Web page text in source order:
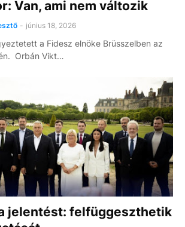
Van, ami nem változik
- június 18, 2026
a Fidesz elnöke Brüsszelben az
Orbán Vikt…
jelentést: felfüggeszthetik